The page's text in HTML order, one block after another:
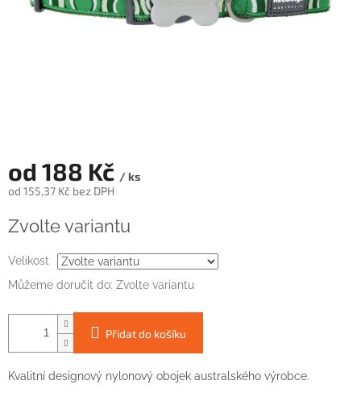
od 188 Kč / ks
od 155,37 Kč bez DPH
cena:
Zvolte variantu
Velikost
Můžeme doručit do: Zvolte variantu
Přidat do košíku
Kvalitní designový nylonový obojek australského výrobce.